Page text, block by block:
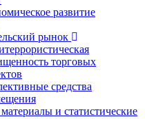
развитие
рынок
торговых
средства
и статистические